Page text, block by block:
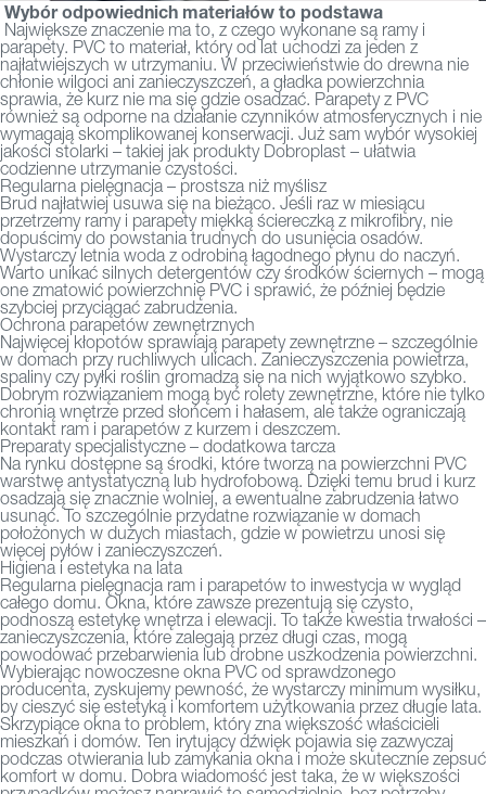
Wybór odpowiednich materiałów to podstawa
Największe znaczenie ma to, z czego wykonane są ramy i
parapety. PVC to materiał, który od lat uchodzi za jeden z
najłatwiejszych w utrzymaniu. W przeciwieństwie do drewna nie
chłonie wilgoci ani zanieczyszczeń, a gładka powierzchnia
sprawia, że kurz nie ma się gdzie osadzać. Parapety z PVC
również są odporne na działanie czynników atmosferycznych i nie
wymagają skomplikowanej konserwacji. Już sam wybór wysokiej
jakości stolarki – takiej jak produkty Dobroplast – ułatwia
codzienne utrzymanie czystości.
Regularna pielęgnacja – prostsza niż myślisz
Brud najłatwiej usuwa się na bieżąco. Jeśli raz w miesiącu
przetrzemy ramy i parapety miękką ściereczką z mikrofibry, nie
dopuścimy do powstania trudnych do usunięcia osadów.
Wystarczy letnia woda z odrobiną łagodnego płynu do naczyń.
Warto unikać silnych detergentów czy środków ściernych – mogą
one zmatowić powierzchnię PVC i sprawić, że później będzie
szybciej przyciągać zabrudzenia.
Ochrona parapetów zewnętrznych
Najwięcej kłopotów sprawiają parapety zewnętrzne – szczególnie
w domach przy ruchliwych ulicach. Zanieczyszczenia powietrza,
spaliny czy pyłki roślin gromadzą się na nich wyjątkowo szybko.
Dobrym rozwiązaniem mogą być rolety zewnętrzne, które nie tylko
chronią wnętrze przed słońcem i hałasem, ale także ograniczają
kontakt ram i parapetów z kurzem i deszczem.
Preparaty specjalistyczne – dodatkowa tarcza
Na rynku dostępne są środki, które tworzą na powierzchni PVC
warstwę antystatyczną lub hydrofobową. Dzięki temu brud i kurz
osadzają się znacznie wolniej, a ewentualne zabrudzenia łatwo
usunąć. To szczególnie przydatne rozwiązanie w domach
położonych w dużych miastach, gdzie w powietrzu unosi się
więcej pyłów i zanieczyszczeń.
Higiena i estetyka na lata
Regularna pielęgnacja ram i parapetów to inwestycja w wygląd
całego domu. Okna, które zawsze prezentują się czysto,
podnoszą estetykę wnętrza i elewacji. To także kwestia trwałości –
zanieczyszczenia, które zalegają przez długi czas, mogą
powodować przebarwienia lub drobne uszkodzenia powierzchni.
Wybierając nowoczesne okna PVC od sprawdzonego
producenta, zyskujemy pewność, że wystarczy minimum wysiłku,
by cieszyć się estetyką i komfortem użytkowania przez długie lata.
Skrzypiące okna to problem, który zna większość właścicieli
mieszkań i domów. Ten irytujący dźwięk pojawia się zazwyczaj
podczas otwierania lub zamykania okna i może skutecznie zepsuć
komfort w domu. Dobra wiadomość jest taka, że w większości